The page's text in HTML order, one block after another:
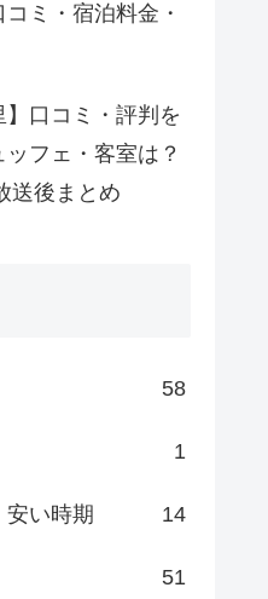
コミ・宿泊料金・
】口コミ・評判を
フェ・客室は？
送後まとめ
58
1
安い時期 14
51